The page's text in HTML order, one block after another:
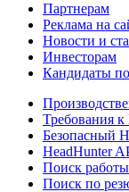
Партнерам
Реклама на
Новости и
Инвесторам
Кандидаты
Требования
Безопасный
HeadHunter
Поиск работы
Поиск по